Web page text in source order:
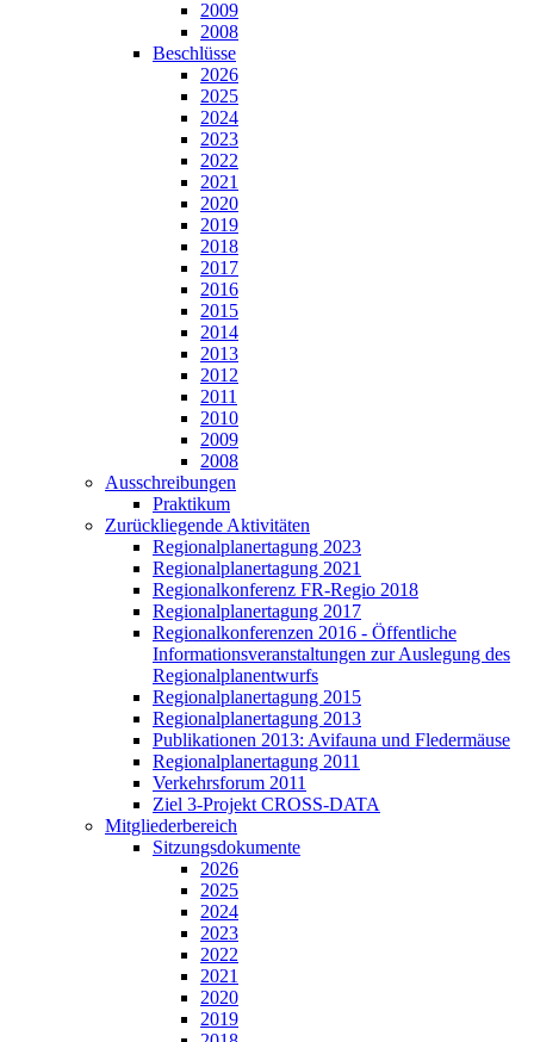
2009
2008
Beschlüsse
2026
2025
2024
2023
2022
2021
2020
2019
2018
2017
2016
2015
2014
2013
2012
2011
2010
2009
2008
Ausschreibungen
Praktikum
Zurückliegende Aktivitäten
Regionalplanertagung 2023
Regionalplanertagung 2021
Regionalkonferenz FR-Regio 2018
Regionalplanertagung 2017
Regionalkonferenzen 2016 - Öffentliche
Informationsveranstaltungen zur Auslegung des
Regionalplanentwurfs
Regionalplanertagung 2015
Regionalplanertagung 2013
Publikationen 2013: Avifauna und Fledermäuse
Regionalplanertagung 2011
Verkehrsforum 2011
Ziel 3-Projekt CROSS-DATA
Mitgliederbereich
Sitzungsdokumente
2026
2025
2024
2023
2022
2021
2020
2019